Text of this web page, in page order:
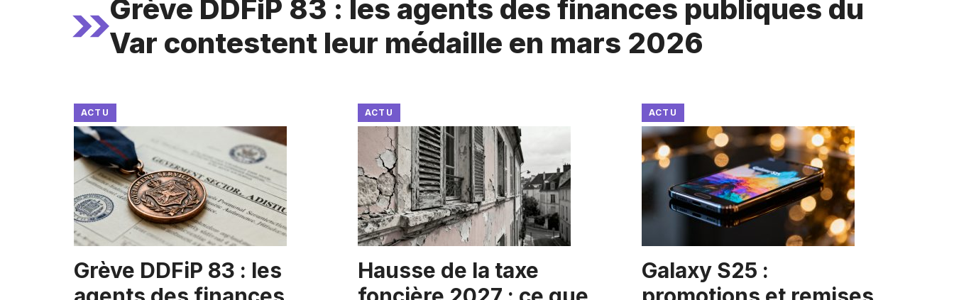
Grève DDFiP 83 : les agents des finances publiques du
Var contestent leur médaille en mars 2026
ACTU
Grève DDFiP 83 : les
ACTU
Hausse de la taxe
ACTU
Galaxy S25 :